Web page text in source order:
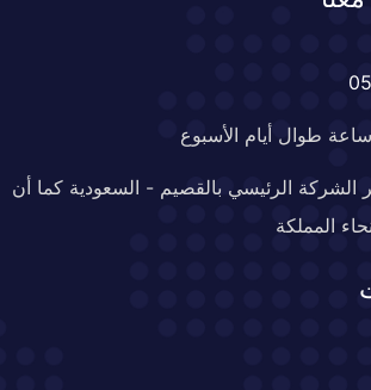
الشركة الرئيسي بالقصيم - السعودية كما أن
المملكة